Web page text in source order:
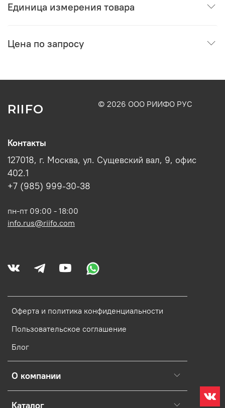
Единица измерения товара
Цена по запросу
RIIFO © 2026 ООО РИИФО РУС
Оферта и политика конфиденциальности
Пользовательское соглашение
Блог
О компании
Каталог
Контакты
127018, г. Москва, ул. Сущевский вал, 9, офис
402.1
+7 (985) 999-30-38
пн-пт 09:00 - 18:00
info.rus@riifo.com